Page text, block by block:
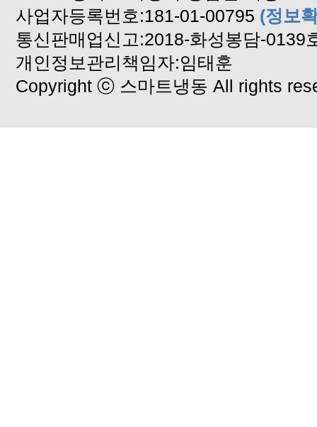
사업자등록번호:181-01-00795 (정보
통신판매업신고:2018-화성봉담-0139
개인정보관리책임자:임태훈
Copyright ⓒ 스마트냉동 All rights